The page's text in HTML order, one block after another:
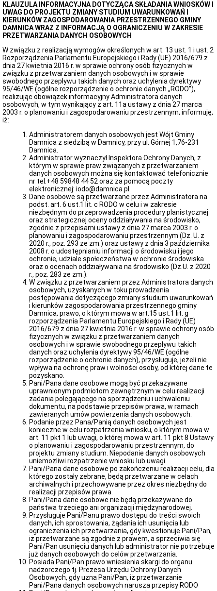
Budżet
Konsultacje
Społeczne
Punkty
nieodpłatnej
pomocy
prawnej
Raport
o
stanie
Gminy
Damnica
Strategia
rozwoju
gminy
Ochrona
Osobowych
żłobków
Potwierdzający
Zaufany
Zarządzanie
Kryzysowe
Komunikaty
Informacja
sprawie
ciepłowniczego
Komunikat
28.04.2026
przydatności
spożycia
odwołaniu
komunikatu
14.04.2026
Komunikat
13.04.2026
warunkowej
przydatności
spożycia
miejscowości
Oświadczenia
majątkowe
Gminy
Jednostki
KLAUZULA INFORMACYJNA DOTYCZĄCA SKŁADANIA WNIOSKÓW I
UWAG DO PROJEKTU ZMIANY STUDIUM UWARUNKOWAŃ I
KIERUNKÓW ZAGOSPODAROWANIA PRZESTRZENNEGO GMINY
DAMNICA WRAZ Z INFORMACJĄ O OGRANICZENIU W ZAKRESIE
PRZETWARZANIA DANYCH OSOBOWYCH
W związku z realizacją wymogów określonych w art. 13 ust. 1 i ust. 2
Rozporządzenia Parlamentu Europejskiego i Rady (UE) 2016/679 z
dnia 27 kwietnia 2016 r. w sprawie ochrony osób fizycznych w
związku z przetwarzaniem danych osobowych i w sprawie
swobodnego przepływu takich danych oraz uchylenia dyrektywy
95/46/WE (ogólne rozporządzenie o ochronie danych „RODO”),
realizując obowiązek informacyjny Administratora danych
osobowych, w tym wynikający z art. 11a ustawy z dnia 27 marca
2003 r. o planowaniu i zagospodarowaniu przestrzennym, informuję,
iż:
Administratorem danych osobowych jest Wójt Gminy
Damnica z siedzibą w Damnicy, przy ul. Górnej 1,76-231
Damnica.
Administrator wyznaczył Inspektora Ochrony Danych, z
którym w sprawie praw związanych z przetwarzaniem
danych osobowych można się kontaktować telefonicznie
nr tel.+48 59848 44 52 oraz za pomocą poczty
elektronicznej: iodo@damnica.pl.
Dane osobowe są przetwarzane przez Administratora na
podst. art. 6 ust.1 lit. c RODO w celu i w zakresie
niezbędnym do przeprowadzenia procedury planistycznej
oraz strategicznej oceny oddziaływania na środowisko,
zgodnie z przepisami ustawy z dnia 27 marca 2003 r. o
planowaniu i zagospodarowaniu przestrzennym (Dz. U. z
2020 r., poz. 293 ze zm.) oraz ustawy z dnia 3 października
2008 r. o udostępnianiu informacji o środowisku i jego
ochronie, udziale społeczeństwa w ochronie środowiska
oraz o ocenach oddziaływania na środowisko (Dz.U. z 2020
r., poz. 283 ze zm.).
W związku z przetwarzaniem przez Administratora danych
osobowych, uzyskanych w toku prowadzenia
postępowania dotyczącego zmiany studium uwarunkowań
i kierunków zagospodarowania przestrzennego gminy
Damnica, prawo, o którym mowa w art.15 ust.1 lit. g
rozporządzenia Parlamentu Europejskiego i Rady (UE)
2016/679 z dnia 27 kwietnia 2016 r. w sprawie ochrony osób
fizycznych w związku z przetwarzaniem danych
osobowych i w sprawie swobodnego przepływu takich
danych oraz uchylenia dyrektywy 95/46/WE (ogólne
rozporządzenie o ochronie danych), przysługuje, jeżeli nie
wpływa na ochronę praw i wolności osoby, od której dane te
pozyskano.
Pani/Pana dane osobowe mogą być przekazywane
uprawnionym podmiotom zewnętrznym w celu realizacji
zadania polegającego na sporządzeniu i uchwaleniu
dokumentu, na podstawie przepisów prawa, w ramach
zawieranych umów powierzenia danych osobowych.
Podanie przez Pana/Panią danych osobowych jest
konieczne w celu rozpatrzenia wniosku, o którym mowa w
art. 11 pkt 1 lub uwagi, o której mowa w art. 11 pkt 8 Ustawy
o planowaniu i zagospodarowaniu przestrzennym, do
projektu zmiany studium. Niepodanie danych osobowych
uniemożliwi rozpatrzenie wniosku lub uwagi.
Pani/Pana dane osobowe po zakończeniu realizacji celu, dla
którego zostały zebrane, będą przetwarzane w celach
archiwalnych i przechowywane przez okres niezbędny do
realizacji przepisów prawa.
Pani/Pana dane osobowe nie będą przekazywane do
państwa trzeciego ani organizacji międzynarodowej.
Przysługuje Pani/Panu prawo dostępu do treści swoich
danych, ich sprostowania, żądania ich usunięcia lub
ograniczenia ich przetwarzania, gdy kwestionuje Pani/Pan,
iż przetwarzane są zgodnie z prawem, a sprzeciwia się
Pani/Pan usunięciu danych lub administrator nie potrzebuje
już danych osobowych do celów przetwarzania.
Posiada Pani/Pan prawo wniesienia skargi do organu
nadzorczego tj. Prezesa Urzędu Ochrony Danych
Osobowych, gdy uzna Pani/Pan, iż przetwarzanie
Pani/Pana danych osobowych narusza przepisy RODO